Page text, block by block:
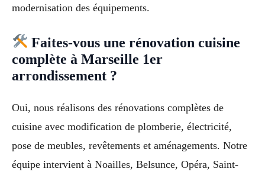
modernisation des équipements.
Faites-vous une rénovation cuisine
complète à Marseille 1er
arrondissement ?
Oui, nous réalisons des rénovations complètes de
cuisine avec modification de plomberie, électricité,
pose de meubles, revêtements et aménagements. Notre
équipe intervient à Noailles, Belsunce, Opéra, Saint-